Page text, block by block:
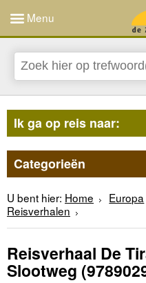
Menu
Ik ga op reis naar:
Categorieën
U bent hier: Home Europa
Reisverhalen
Reisverhaal De
Slootweg